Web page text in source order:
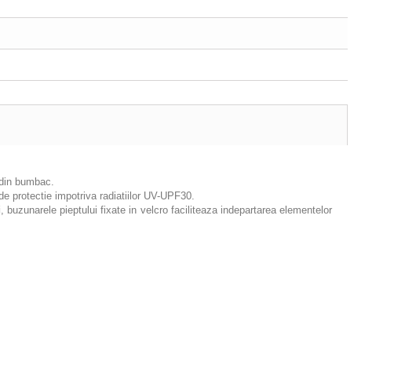
bumbac.
protectie impotriva radiatiilor UV-UPF30.
pieptului fixate in velcro faciliteaza indepartarea elementelor